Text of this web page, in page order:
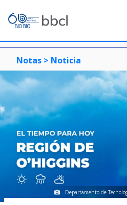
Notas > Noticia
Departamento de